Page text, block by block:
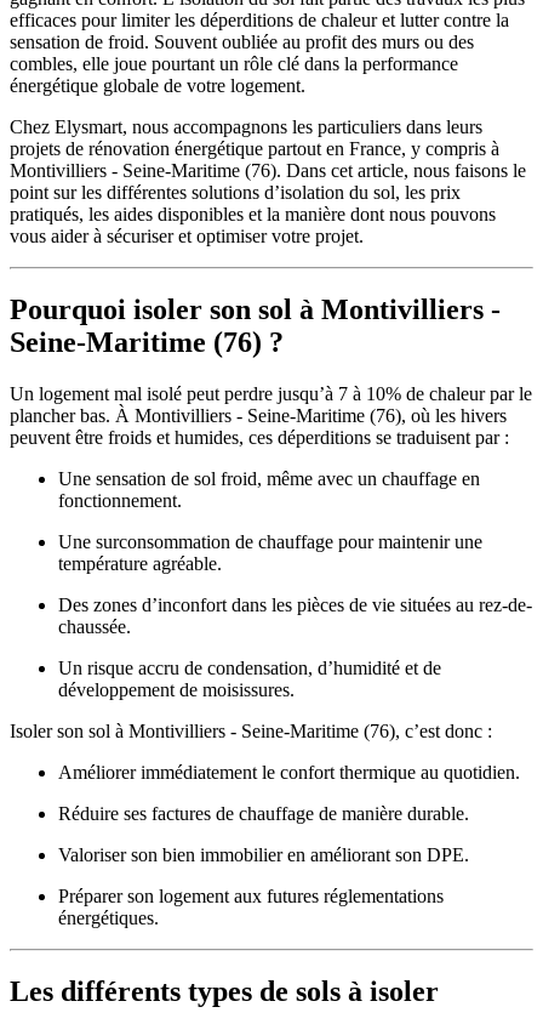
efficaces pour limiter les déperditions de chaleur et lutter contre la
sensation de froid. Souvent oubliée au profit des murs ou des
combles, elle joue pourtant un rôle clé dans la performance
énergétique globale de votre logement.
Chez Elysmart, nous accompagnons les particuliers dans leurs
projets de rénovation énergétique partout en France, y compris à
Montivilliers - Seine-Maritime (76). Dans cet article, nous faisons le
point sur les différentes solutions d’isolation du sol, les prix
pratiqués, les aides disponibles et la manière dont nous pouvons
vous aider à sécuriser et optimiser votre projet.
Pourquoi isoler son sol à Montivilliers -
Seine-Maritime (76) ?
Un logement mal isolé peut perdre jusqu’à 7 à 10% de chaleur par le
plancher bas. À Montivilliers - Seine-Maritime (76), où les hivers
peuvent être froids et humides, ces déperditions se traduisent par :
Une sensation de sol froid, même avec un chauffage en
fonctionnement.
Une surconsommation de chauffage pour maintenir une
température agréable.
Des zones d’inconfort dans les pièces de vie situées au rez-de-
chaussée.
Un risque accru de condensation, d’humidité et de
développement de moisissures.
Isoler son sol à Montivilliers - Seine-Maritime (76), c’est donc :
Améliorer immédiatement le confort thermique au quotidien.
Réduire ses factures de chauffage de manière durable.
Valoriser son bien immobilier en améliorant son DPE.
Préparer son logement aux futures réglementations
énergétiques.
Les différents types de sols à isoler